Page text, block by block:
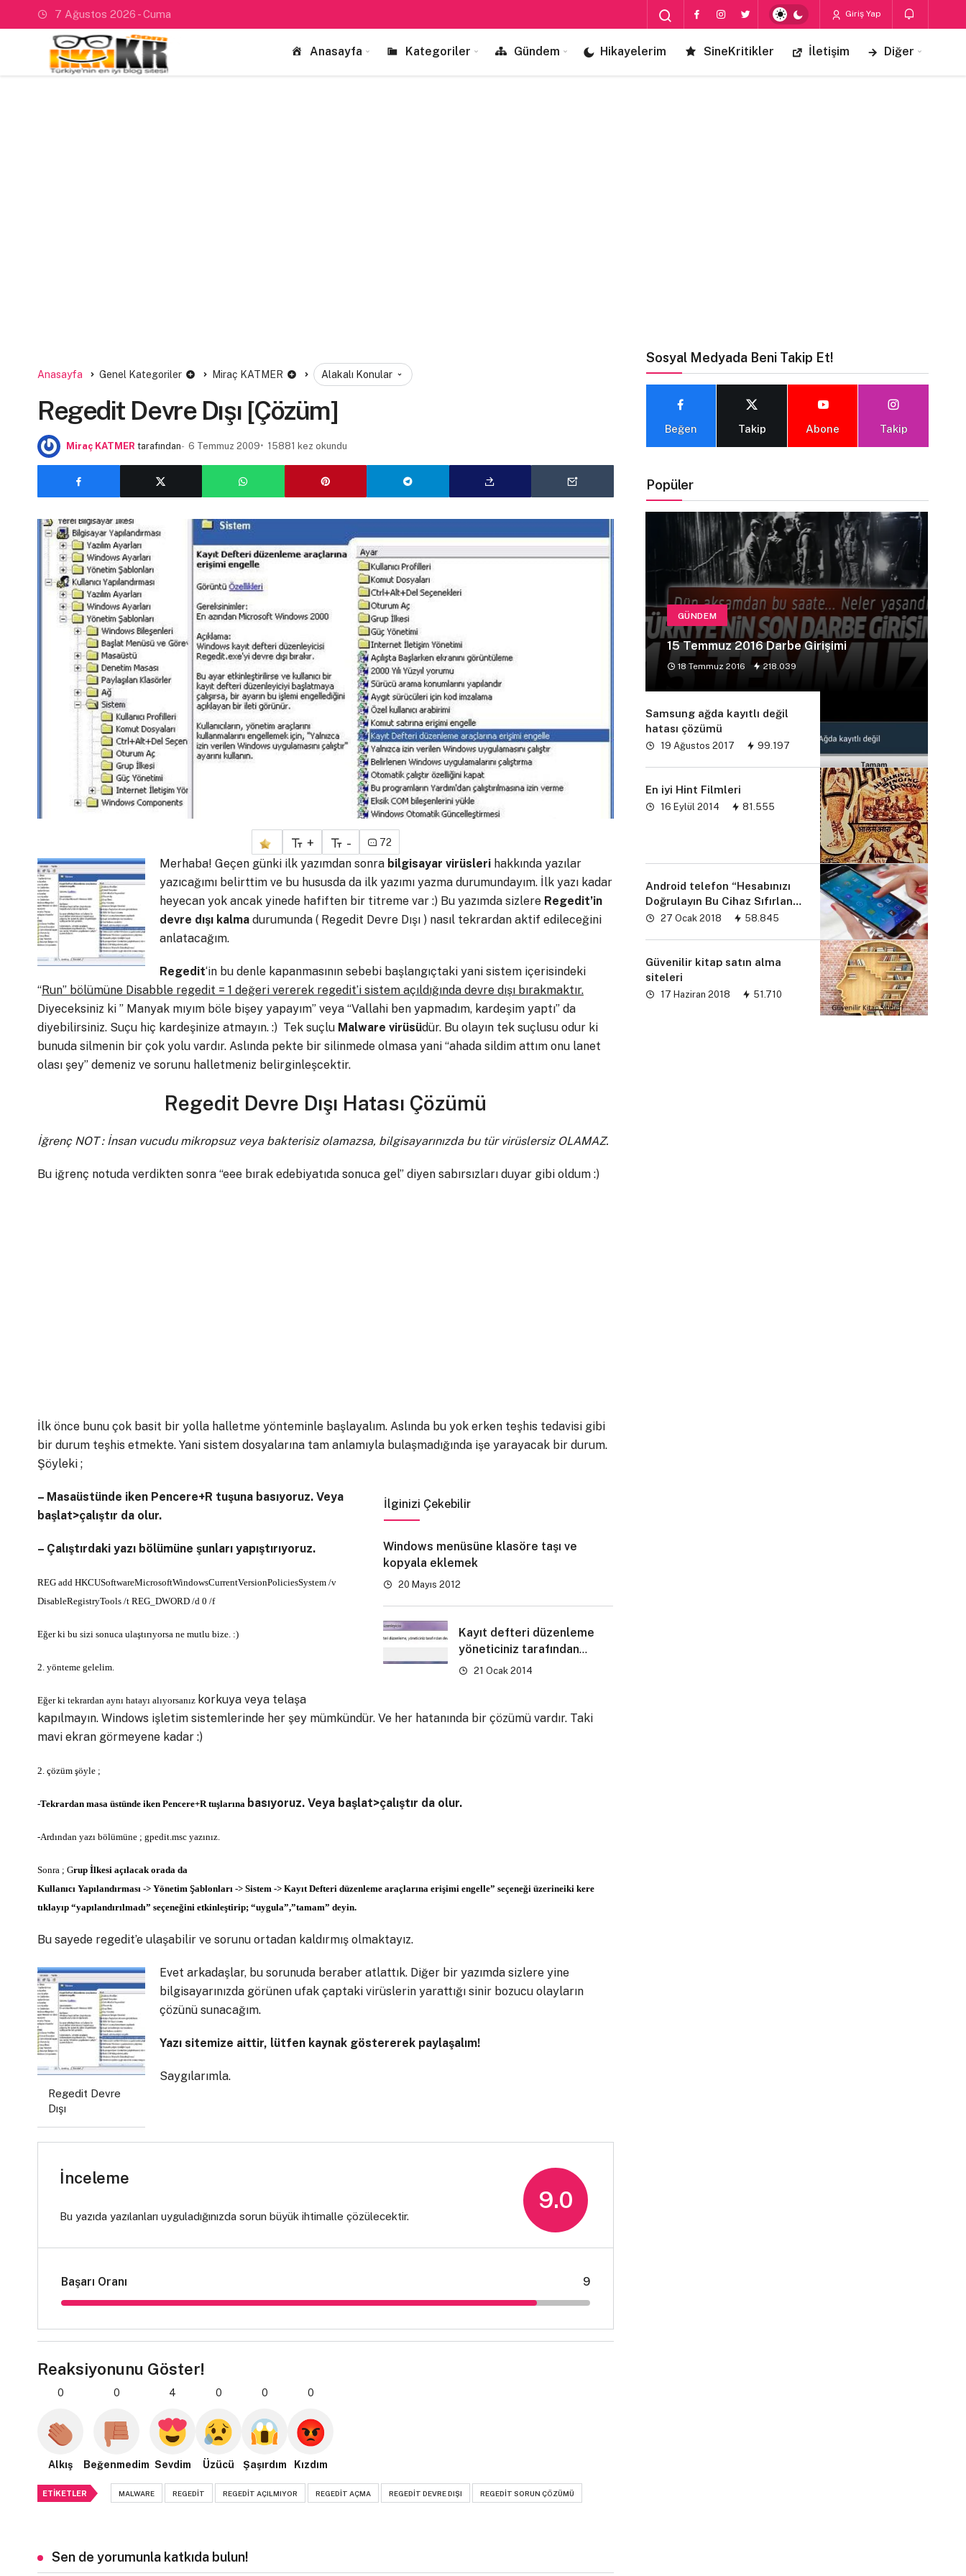
7 Ağustos 2026 - Cuma Giriş Yap
Anasayfa Kategoriler Gündem Hikayelerim SineKritikler İletişim Diğer
Anasayfa Genel Kategoriler Miraç KATMER Alakalı Konular
Regedit Devre Dışı [Çözüm]
Miraç KATMER tarafından 6 Temmuz 2009 15881 kez okundu
+ - 72
Merhaba! Geçen günki ilk yazımdan sonra bilgisayar virüsleri hakkında yazılar
yazıcağımı belirttim ve bu hususda da ilk yazımı yazma durumundayım. İlk yazı kadar
heyecan yok ancak yinede hafiften bir titreme var :) Bu yazımda sizlere Regedit’in
devre dışı kalma durumunda ( Regedit Devre Dışı ) nasıl tekrardan aktif edileceğini
anlatacağım.
Regedit‘in bu denle kapanmasının sebebi başlangıçtaki yani sistem içerisindeki
“Run” bölümüne Disabble regedit = 1 değeri vererek regedit’i sistem açıldığında devre dışı bırakmaktır.
Diyeceksiniz ki ” Manyak mıyım böle bişey yapayım” veya “Vallahi ben yapmadım, kardeşim yaptı” da
diyebilirsiniz. Suçu hiç kardeşinize atmayın. :) Tek suçlu Malware virüsüdür. Bu olayın tek suçlusu odur ki
bunuda silmenin bir çok yolu vardır. Aslında pekte bir silinmede olmasa yani “ahada sildim attım onu lanet
olası şey” demeniz ve sorunu halletmeniz belirginleşcektir.
Regedit Devre Dışı Hatası Çözümü
İğrenç NOT : İnsan vucudu mikropsuz veya bakterisiz olamazsa, bilgisayarınızda bu tür virüslersiz OLAMAZ.
Bu iğrenç notuda verdikten sonra “eee bırak edebiyatıda sonuca gel” diyen sabırsızları duyar gibi oldum :)
İlk önce bunu çok basit bir yolla halletme yönteminle başlayalım. Aslında bu yok erken teşhis tedavisi gibi
bir durum teşhis etmekte. Yani sistem dosyalarına tam anlamıyla bulaşmadığında işe yarayacak bir durum.
Şöyleki ;
İlginizi Çekebilir
Windows menüsüne klasöre taşı ve
kopyala eklemek
20 Mayıs 2012
Kayıt defteri düzenleme
yöneticiniz tarafından
devreden çıkarılmış hatası
21 Ocak 2014
– Masaüstünde iken Pencere+R tuşuna basıyoruz. Veya
başlat>çalıştır da olur.
– Çalıştırdaki yazı bölümüne şunları yapıştırıyoruz.
REG add HKCUSoftwareMicrosoftWindowsCurrentVersionPoliciesSystem /v
DisableRegistryTools /t REG_DWORD /d 0 /f
Eğer ki bu sizi sonuca ulaştırıyorsa ne mutlu bize. :)
2. yönteme gelelim.
Eğer ki tekrardan aynı hatayı alıyorsanız korkuya veya telaşa
kapılmayın. Windows işletim sistemlerinde her şey mümkündür. Ve her hatanında bir çözümü vardır. Taki
mavi ekran görmeyene kadar :)
2. çözüm şöyle ;
-Tekrardan masa üstünde iken Pencere+R tuşlarına basıyoruz. Veya başlat>çalıştır da olur.
-Ardından yazı bölümüne ; gpedit.msc yazınız.
Sonra ; Grup İlkesi açılacak orada da
Kullanıcı Yapılandırması -> Yönetim Şablonları -> Sistem -> Kayıt Defteri düzenleme araçlarına erişimi engelle” seçeneği üzerineiki kere
tıklayıp “yapılandırılmadı” seçeneğini etkinleştirip; “uygula”,”tamam” deyin.
Bu sayede regedit’e ulaşabilir ve sorunu ortadan kaldırmış olmaktayız.
Regedit Devre
Dışı
Evet arkadaşlar, bu sorunuda beraber atlattık. Diğer bir yazımda sizlere yine
bilgisayarınızda görünen ufak çaptaki virüslerin yarattığı sinir bozucu olayların
çözünü sunacağım.
Yazı sitemize aittir, lütfen kaynak göstererek paylaşalım!
Saygılarımla.
9.0
İnceleme
Bu yazıda yazılanları uyguladığınızda sorun büyük ihtimalle çözülecektir.
Başarı Oranı 9
Reaksiyonunu Göster!
0
Alkış
0
Beğenmedim
4
Sevdim
0
Üzücü
0
Şaşırdım
0
Kızdım
ETIKETLER MALWARE REGEDIT REGEDIT AÇILMIYOR REGEDIT AÇMA REGEDIT DEVRE DIŞI REGEDIT SORUN ÇÖZÜMÜ
Sen de yorumunla katkıda bulun!
Sosyal Medyada Beni Takip Et!
Beğen Takip Abone Takip
Popüler
GÜNDEM
15 Temmuz 2016 Darbe Girişimi
18 Temmuz 2016 218.039
Samsung ağda kayıtlı değil
hatası çözümü
19 Ağustos 2017 99.197
En iyi Hint Filmleri
16 Eylül 2014 81.555
Android telefon “Hesabınızı
Doğrulayın Bu Cihaz Sıfırlandı
sorunu” çözümü
27 Ocak 2018 58.845
Güvenilir kitap satın alma
siteleri
17 Haziran 2018 51.710